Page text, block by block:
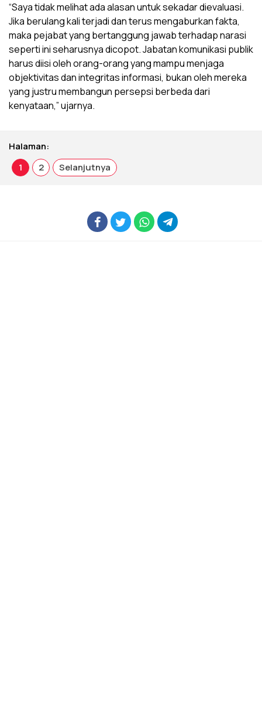
“Saya tidak melihat ada alasan untuk sekadar dievaluasi.
Jika berulang kali terjadi dan terus mengaburkan fakta,
maka pejabat yang bertanggung jawab terhadap narasi
seperti ini seharusnya dicopot. Jabatan komunikasi publik
harus diisi oleh orang-orang yang mampu menjaga
objektivitas dan integritas informasi, bukan oleh mereka
yang justru membangun persepsi berbeda dari
kenyataan,” ujarnya.
Halaman:
1
2 Selanjutnya